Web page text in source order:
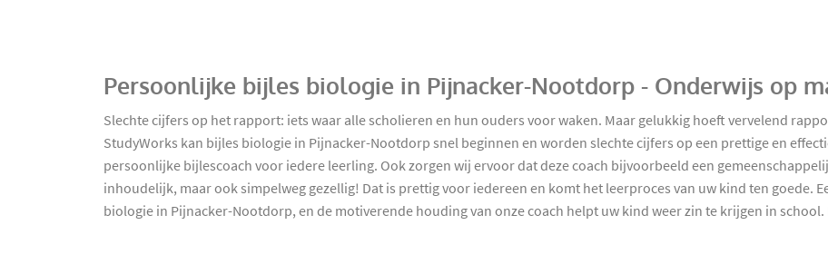
Persoonlijke bijles biologie in Pijnacker-Nootdorp - Onderwijs op
Slechte cijfers op het rapport: iets waar alle scholieren en hun ouders voor waken. Maar gelukkig hoeft vervelend
StudyWorks kan bijles biologie in Pijnacker-Nootdorp snel beginnen en worden slechte cijfers op een prettige en
persoonlijke bijlescoach voor iedere leerling. Ook zorgen wij ervoor dat deze coach bijvoorbeeld een
inhoudelijk, maar ook simpelweg gezellig! Dat is prettig voor iedereen en komt het leerproces van uw kind ten goede.
biologie in Pijnacker-Nootdorp, en de motiverende houding van onze coach helpt uw kind weer zin te krijgen in